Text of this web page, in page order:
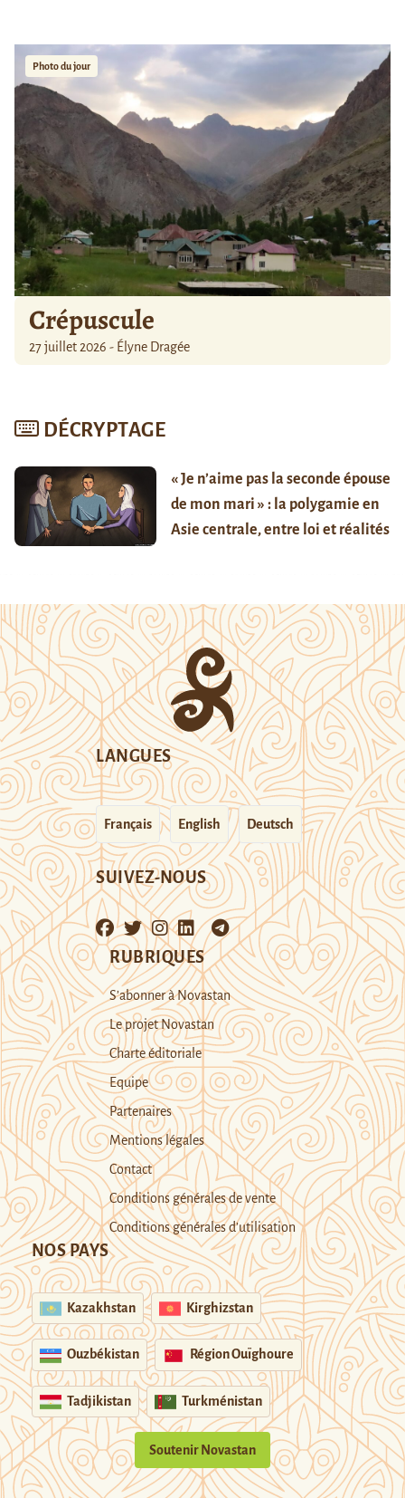
Photo du jour
Crépuscule
27 juillet 2026 - Élyne Dragée
DÉCRYPTAGE
« Je n’aime pas la seconde épouse
de mon mari » : la polygamie en
Asie centrale, entre loi et réalités
LANGUES
Français English Deutsch
SUIVEZ-NOUS
RUBRIQUES
S’abonner à Novastan
Le projet Novastan
Charte éditoriale
Equipe
Partenaires
Mentions légales
Contact
Conditions générales de vente
Conditions générales d’utilisation
NOS PAYS
Kazakhstan Kirghizstan
Ouzbékistan Région Ouïghoure
Tadjikistan Turkménistan
Soutenir Novastan